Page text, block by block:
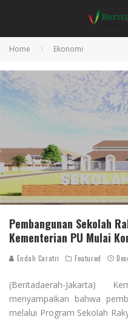
Home Ekonomi
Pembangunan Sekolah
Kementerian PU Mulai
Endah Caratri Featured
(Beritadaerah-Jakarta)
menyampaikan bahwa
melalui Program Sekolah